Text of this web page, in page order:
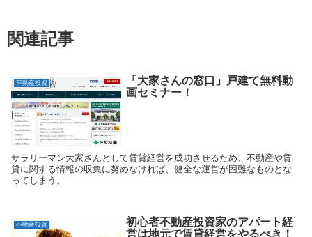
関連記事
不動産投資
「大家さんの窓口」戸建て無料動
画セミナー！
サラリーマン大家さんとして賃貸経営を成功させるため、不動産や賃
貸に関する情報の収集に努めなければ、健全な運営が困難なものとな
ってしまう。
不動産投資
初心者不動産投資家のアパート経
営は地元で賃貸経営をやるべき！